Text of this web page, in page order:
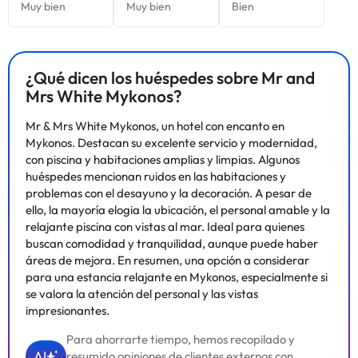
¿Qué dicen los huéspedes sobre Mr and
Mrs White Mykonos?
Mr & Mrs White Mykonos, un hotel con encanto en
Mykonos. Destacan su excelente servicio y modernidad,
con piscina y habitaciones amplias y limpias. Algunos
huéspedes mencionan ruidos en las habitaciones y
problemas con el desayuno y la decoración. A pesar de
ello, la mayoría elogia la ubicación, el personal amable y la
relajante piscina con vistas al mar. Ideal para quienes
buscan comodidad y tranquilidad, aunque puede haber
áreas de mejora. En resumen, una opción a considerar
para una estancia relajante en Mykonos, especialmente si
se valora la atención del personal y las vistas
impresionantes.
Para ahorrarte tiempo, hemos recopilado y